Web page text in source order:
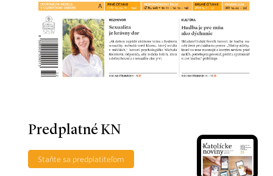
Predplatné KN
Staňte sa predplatiteľom